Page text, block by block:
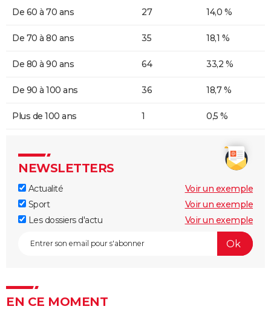
De 60 à 70 ans 27 14,0 %
De 70 à 80 ans 35 18,1 %
De 80 à 90 ans 64 33,2 %
De 90 à 100 ans 36 18,7 %
Plus de 100 ans 1 0,5 %
NEWSLETTERS
Actualité
Voir un exemple
Sport
Voir un exemple
Les dossiers d'actu
Voir un exemple
EN CE MOMENT